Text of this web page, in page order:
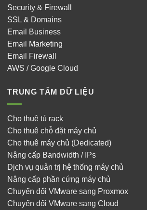
Security & Firewall
SSL & Domains
Email Business
Email Marketing
Email Firewall
AWS / Google Cloud
TRUNG TÂM DỮ LIỆU
Cho thuê tủ rack
Cho thuê chỗ đặt máy chủ
Cho thuê máy chủ (Dedicated)
Nâng cấp Bandwidth / IPs
Dịch vụ quản trị hệ thống máy chủ
Nâng cấp phần cứng máy chủ
Chuyển đổi VMware sang Proxmox
Chuyển đổi VMware sang Cloud